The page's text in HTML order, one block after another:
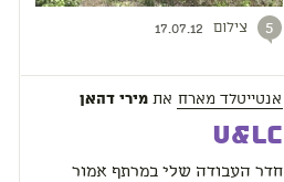
5 צילום 17.07.12
אנטייטלד מארח את מירי דהאן
U&lc
חדר העבודה שלי במרתף אמור